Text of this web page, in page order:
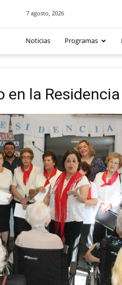
7 agosto, 2026
Noticias Programas
la